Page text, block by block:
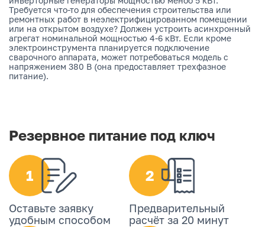
Требуется что-то для обеспечения строительства или
ремонтных работ в неэлектрифицированном помещении
или на открытом воздухе? Должен устроить асинхронный
агрегат номинальной мощностью 4-6 кВт. Если кроме
электроинструмента планируется подключение
сварочного аппарата, может потребоваться модель с
напряжением 380 В (она предоставляет трехфазное
питание).
Резервное питание под ключ
1
Оставьте заявку
удобным способом
2
Предварительный
расчёт за 20 минут